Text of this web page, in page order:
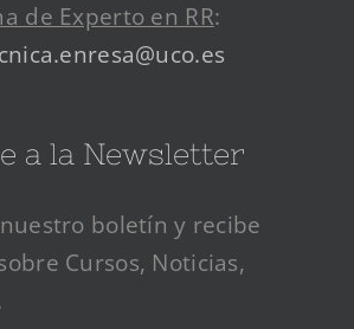
de Experto en RR:
a la Newsletter
boletín y recibe
Cursos, Noticias,